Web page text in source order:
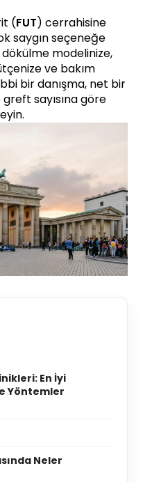
(FUT) cerrahisine
saygın seçeneğe
dökülme modelinize,
ve bakım
bir danışma, net bir
sayısına göre
En İyi
Yöntemler
Neler